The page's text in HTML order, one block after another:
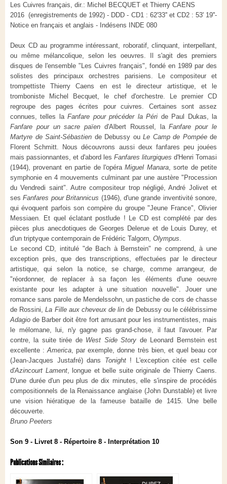
Les Cuivres français, dir.: Michel BECQUET et Thierry CAENS
2016 (enregistrements de 1992) - DDD - CD1 : 62'33'' et CD2 : 53' 19''-
Notice en français et anglais - Indésens INDE 080
Deux CD au programme intéressant, roboratif, clinquant, interpellant,
ou même mélancolique, selon les oeuvres. Il s'agit des premiers
disques de l'ensemble "Les Cuivres français", fondé en 1989 par des
solistes des principaux orchestres parisiens. Le compositeur et
trompettiste Thierry Caens en est le directeur artistique, et le
tromboniste Michel Becquet
le chef d'orchestre. Le premier CD
regroupe des pages écrites pour cuivres. Certaines sont assez
connues, telles laFanfare pour précéder la Péri de Paul Dukas, la
Fanfare pour un sacre païen d'Albert Roussel, laFanfare pour le
Martyre de Saint-Sébastien de Debussy ou Le Camp de Pompéede
Florent Schmitt. Nous découvrons aussi deux fanfares peu jouées
mais passionnantes, et d'abord les Fanfares liturgiques d'Henri Tomasi
(1944), provenant en partie de l'opéraMiguel Manara, sorte de petite
symphonie en 4 mouvements culminant par une austère "Procession
du Vendredi saint". Autre compositeur trop négligé, André Jolivet et
sesFanfares pour Britannicus (1946), d'une grande inventivité sonore,
qui évoquent parfois son compère du groupe "Jeune France", Olivier
Messiaen. Et quel éclatant postlude ! Le CD est complété par des
pièces plus anecdotiques de Georges Delerue et de Louis Durey, et
d'un triptyque contemporain de Frédéric Talgorn, Olympus
Le second CD, intitulé "de Bach à Bernstein" ne comprend, à une
exception près, que des transcriptions, effectuées par le directeur
artistique, qui selon la notice, se charge, comme arrangeur, de
"réordonner, de replacer à sa façon les éléments d'une oeuvre
existante pour les adapter à une situation nouvelle". Jouer une
romance sans parole de Mendelssohn, un pastiche de cors de chasse
de Rossini,La Fille aux cheveux de lin de Debussy ou le célébrissime
Adagio de Barber doit être fort amusant pour les instrumentistes, mais
le mélomane, lui, n'y gagne pas grand-chose, il faut l'avouer. Par
contre, la suite tirée de West Side Story de Leonard Bernstein est
excellente :America , par exemple, donne très bien, et quel beau cor
(Jean-Jacques Justafré) dans Tonight! L'exception citée est celle
d'Azincourt Lament, longue et belle suite originale de Thierry Caens.
D'une durée d'un peu plus de dix minutes, elle s'inspire de procédés
compositionnels de la Renaissance anglaise (John Dunstable) et livre
une vision hiératique de la fameuse bataille de 1415. Une belle
découverte.
Bruno Peeters
Son 9 - Livret 8 - Répertoire 8 - Interprétation 10
Publications Similaires :